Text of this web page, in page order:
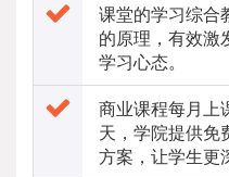
课堂的学习综合
的原理，有效激
学习心态。
商业课程每月上
天，学院提供免
方案，让学生更